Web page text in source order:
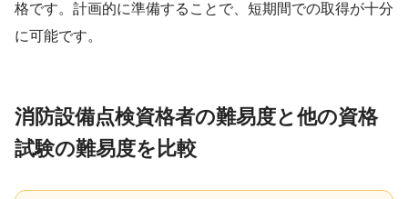
格です。計画的に準備することで、短期間での取得が十分
に可能です。
消防設備点検資格者の難易度と他の資格
試験の難易度を比較